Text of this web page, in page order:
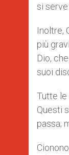
si
Inoltre,
più
Dio,
suoi
Tutte le
Questi
passa;